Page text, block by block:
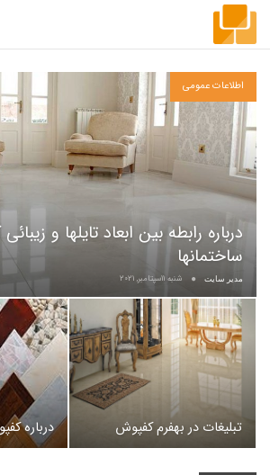
اطلاعات عمومی
درباره رابطه بین ابعاد تایلها و
ساختمانها
مدیر سایت شنبه 11سپتامبر, 2021
تبلیغات در بهفرم کفپوش درباره